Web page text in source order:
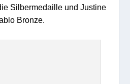
Silbermedaille und Justine
Bronze.